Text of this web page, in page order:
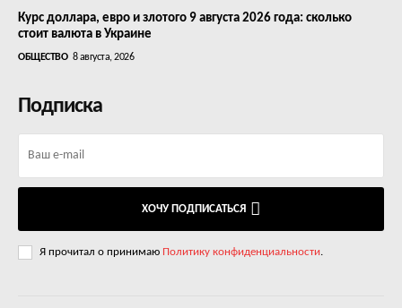
Курс доллара, евро и злотого 9 августа 2026 года: сколько
стоит валюта в Украине
ОБЩЕСТВО 8 августа, 2026
Подписка
ХОЧУ ПОДПИСАТЬСЯ
Я прочитал о принимаю Политику конфиденциальности.